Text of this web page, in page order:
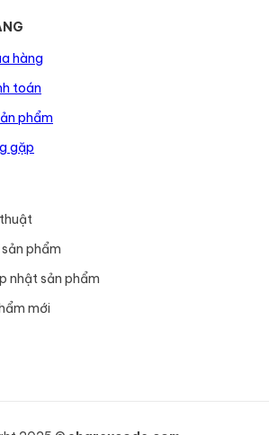
hàng
toán
phẩm
gặp
phẩm
nhật sản phẩm
mới